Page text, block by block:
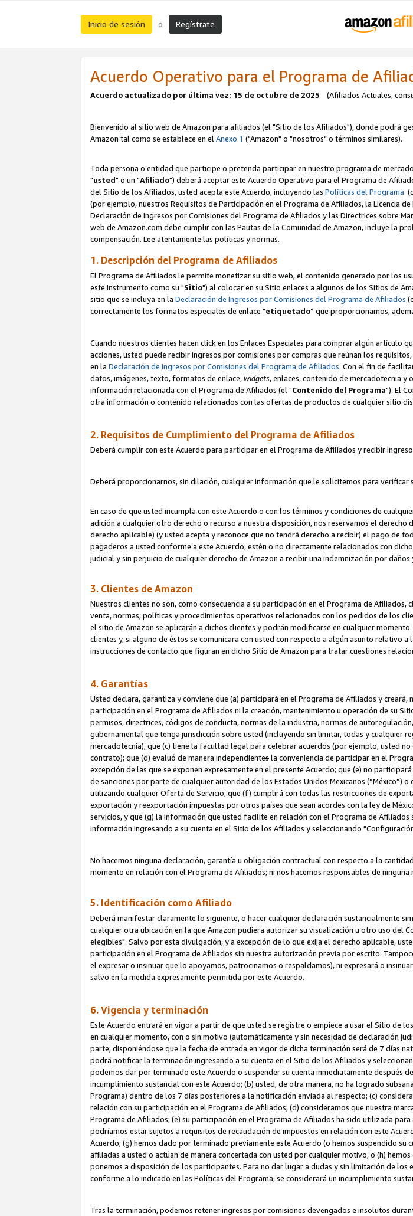
Inicio de sesión o Regístrate
Acuerdo Operativo para el Programa de
Acuerdo actualizado por última vez: 15 de octubre de 2025 (Afiliados Actuales,
Bienvenido al sitio web de Amazon para afiliados (el "Sitio de los Afiliados"), donde podrá
Amazon tal como se establece en elAnexo 1 ("Amazon" o "nosotros" o términos similares).
Toda persona o entidad que participe o pretenda participar en nuestro programa de
"usted" o un "Afiliado") deberá aceptar este Acuerdo Operativo para el Programa de
del Sitio de los Afiliados, usted acepta este Acuerdo, incluyendo las Políticas del Programa
(por ejemplo, nuestros Requisitos de Participación en el Programa de Afiliados, la Licencia
Declaración de Ingresos por Comisiones del Programa de Afiliados y las Directrices sobre
web de Amazon.com debe cumplir con las Pautas de la Comunidad de Amazon, incluye la
compensación. Lee atentamente las políticas y normas.
1. Descripción del Programa de Afiliados
El Programa de Afiliados le permite monetizar su sitio web, el contenido generado por los
este instrumento como su "Sitio") al colocar en su Sitio enlaces a algunos de los Sitios de
sitio que se incluya en la Declaración de Ingresos por Comisiones del Programa de Afiliados
correctamente los formatos especiales de enlace "etiquetado” que proporcionamos,
Cuando nuestros clientes hacen click en los Enlaces Especiales para comprar algún artículo
acciones, usted puede recibir ingresos por comisiones por compras que reúnan los
en la Declaración de Ingresos por Comisiones del Programa de Afiliados. Con el fin de
datos, imágenes, texto, formatos de enlace,widgets, enlaces, contenido de mercadotecnia y
información relacionada con el Programa de Afiliados (el "Contenido del Programa"). El
otra información o contenido relacionados con las ofertas de productos de cualquier sitio
2. Requisitos de Cumplimiento del Programa de Afiliados
Deberá cumplir con este Acuerdo para participar en el Programa de Afiliados y recibir
Deberá proporcionarnos, sin dilación, cualquier información que le solicitemos para verificar
En caso de que usted incumpla con este Acuerdo o con los términos y condiciones de
adición a cualquier otro derecho o recurso a nuestra disposición, nos reservamos el
derecho aplicable) (y usted acepta y reconoce que no tendrá derecho a recibir) el pago de
pagaderos a usted conforme a este Acuerdo, estén o no directamente relacionados con
judicial y sin perjuicio de cualquier derecho de Amazon a recibir una indemnización por daños
3. Clientes de Amazon
Nuestros clientes no son, como consecuencia a su participación en el Programa de
venta, normas, políticas y procedimientos operativos relacionados con los pedidos de los
el sitio de Amazon se aplicarán a dichos clientes y podrán modificarse en cualquier
clientes y, si alguno de éstos se comunicara con usted con respecto a algún asunto relativo
instrucciones de contacto que figuran en dicho Sitio de Amazon para tratar cuestiones
4. Garantías
Usted declara, garantiza y conviene que (a) participará en el Programa de Afiliados y
participación en el Programa de Afiliados ni la creación, mantenimiento u operación de su
permisos, directrices, códigos de conducta, normas de la industria, normas de
gubernamental que tenga jurisdicción sobre usted (incluyendo sin limitar, todas y cualquier
mercadotecnia); que (c) tiene la facultad legal para celebrar acuerdos (por ejemplo, usted
contrato); que (d) evaluó de manera independientesla conveniencia de participar en el
excepción de las que se exponen expresamente en el presente Acuerdo; que (e) no
de sanciones por parte de cualquier autoridad de los Estados Unidos Mexicanos (“México”)
utilizando cualquier Oferta de Servicio; que (f) cumplirá con todas las restricciones de
exportación y reexportación impuestas por otros países que sean acordes con la ley de
servicios, y que (g) la información que usted facilite en relación con el Programa de
información ingresando a su cuenta en el Sitio de los Afiliados y seleccionando
No hacemos ninguna declaración, garantía u obligación contractual con respecto a la
momento en relación con el Programa de Afiliados; ni nos hacemos responsables de
5. Identificación como Afiliado
Deberá manifestar claramente lo siguiente, o hacer cualquier declaración sustancialmente
cualquier otra ubicación en la que Amazon pudiera autorizar su visualización u otro uso
elegibles". Salvo por esta divulgación, y a excepción de lo que exija el derecho aplicable,
participación en el Programa de Afiliados sin nuestra autorización previa por escrito.
el expresar o insinuar que lo apoyamos, patrocinamos o respaldamos), ni expresará o
salvo en la medida expresamente permitida por este Acuerdo.
6. Vigencia y terminación
Este Acuerdo entrará en vigor a partir de que usted se registre o empiece a usar el Sitio de
en cualquier momento, con o sin motivo (automáticamente y sin necesidad de declaración
parte; disponiéndose que la fecha de entrada en vigor de dicha terminación será de 7 días
podrá notificar la terminación ingresando a su cuenta en el Sitio de los Afiliados y
podemos dar por terminado este Acuerdo o suspender su cuenta inmediatamente después
incumplimiento sustancial con este Acuerdo; (b) usted, de otra manera, no ha logrado
Programa) dentro de los 7 días posteriores a la notificación enviada al respecto; (c)
relación con su participación en el Programa de Afiliados; (d) consideramos que nuestra
Programa de Afiliados; (e) su participación en el Programa de Afiliados ha sido utilizada
podríamos estar sujetos a requisitos de recaudación de impuestos en relación con este
Acuerdo; (g) hemos dado por terminado previamente este Acuerdo (o hemos suspendido
afiliadas a usted o actúan de manera concertada con usted por cualquier motivo, o (h)
ponemos a disposición de los participantes. Para no dar lugar a dudas y sin limitación de
conforme a lo indicado en las Políticas del Programa, se considerará un incumplimiento
Tras la terminación, podemos retener ingresos por comisiones devengados e insolutos